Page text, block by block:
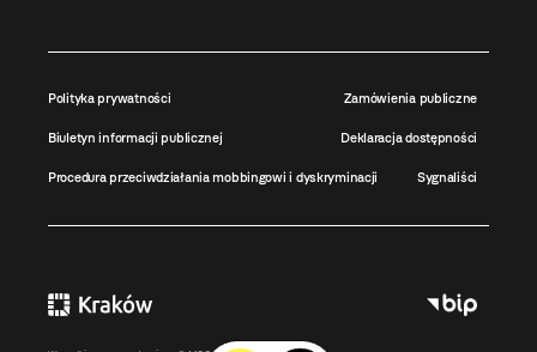
Polityka prywatności Zamówienia publiczne
Biuletyn informacji publicznej Deklaracja dostępności
Procedura przeciwdziałania mobbingowi i dyskryminacji Sygnaliści